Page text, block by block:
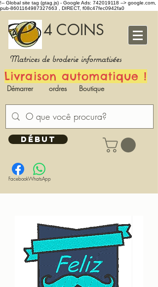
!-- Global site tag (gtag.js) - Google Ads: 742019118 --> google.com,
pub-8601164987327663 , DIRECT, f08c47fec0942fa0
4 COINS
Matrices de broderie informatisées
Livraison automatique !
Démarrer ordres Boutique
DÉBUT
FacebookWhatsApp